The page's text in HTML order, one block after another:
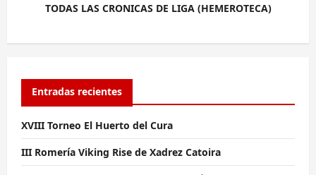
TODAS LAS CRONICAS DE LIGA (HEMEROTECA)
Entradas recientes
XVIII Torneo El Huerto del Cura
III Romería Viking Rise de Xadrez Catoira